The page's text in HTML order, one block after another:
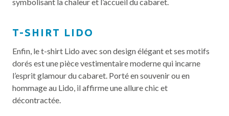
T-SHIRT LIDO
Enfin, le t-shirt Lido avec son design élégant et ses motifs
dorés est une pièce vestimentaire moderne qui incarne
l’esprit glamour du cabaret. Porté en souvenir ou en
hommage au Lido, il affirme une allure chic et
décontractée.